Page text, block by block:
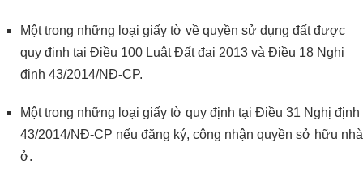
Một trong những loại giấy tờ về quyền sử dụng đất được
quy định tại Điều 100 Luật Đất đai 2013 và Điều 18 Nghị
định 43/2014/NĐ-CP.
Một trong những loại giấy tờ quy định tại Điều 31 Nghị định
43/2014/NĐ-CP nếu đăng ký, công nhận quyền sở hữu nhà
ở.